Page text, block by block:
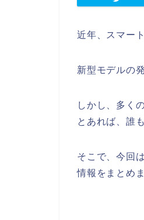
近年、スマー
新型モデルの
しかし、多く
とあれば、誰
そこで、今回
情報をまとめ